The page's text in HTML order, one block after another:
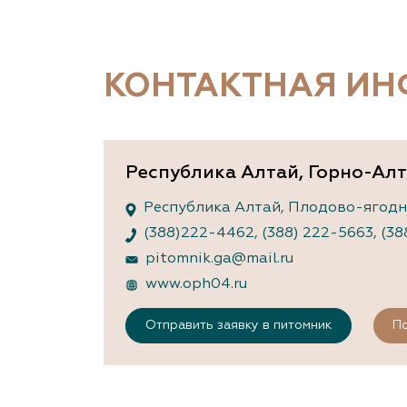
КОНТАКТНАЯ
Республика Алтай, Горно-
Республика Алтай, Плодово-
(388)222-4462, (388) 222-5663,
pitomnik.ga@mail.ru
www.oph04.ru
Отправить заявку в питомник